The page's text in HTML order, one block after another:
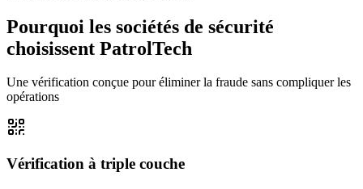
Pourquoi les sociétés de sécurité
choisissent PatrolTech
Une vérification conçue pour éliminer la fraude sans compliquer les
opérations
Vérification à triple couche